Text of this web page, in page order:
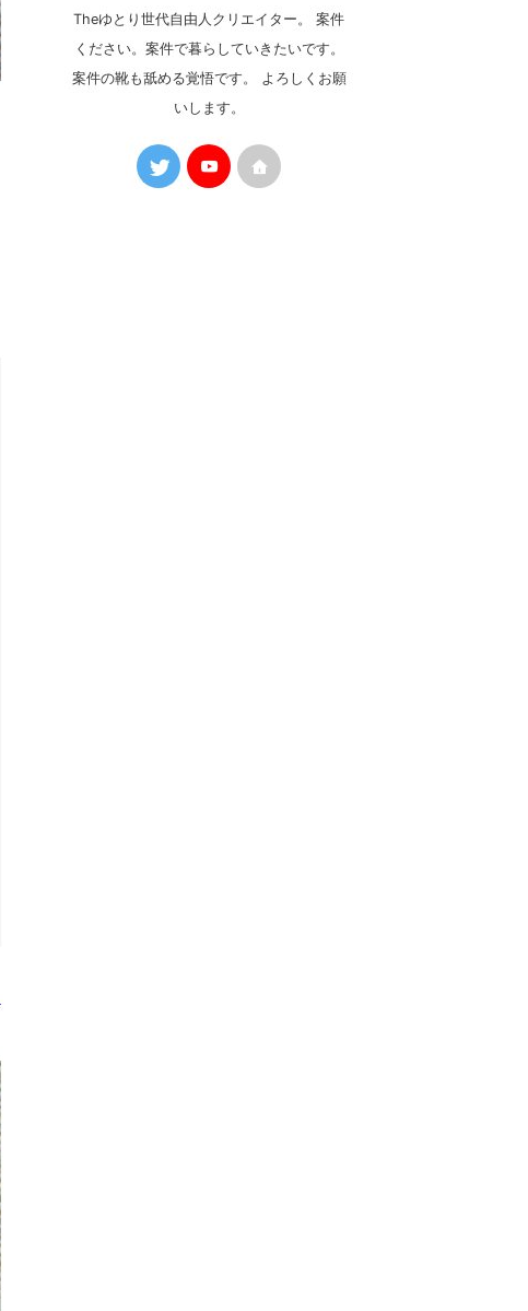
Theゆとり世代自由人クリエイター。 案件
ください。案件で暮らしていきたいです。
案件の靴も舐める覚悟です。 よろしくお願
いします。